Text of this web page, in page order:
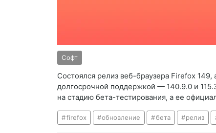
Софт
Состоялся релиз веб-браузера Firefox
долгосрочной поддержкой — 140.9.0 и
на стадию бета-тестирования, а ее
firefox обновление бета релиз